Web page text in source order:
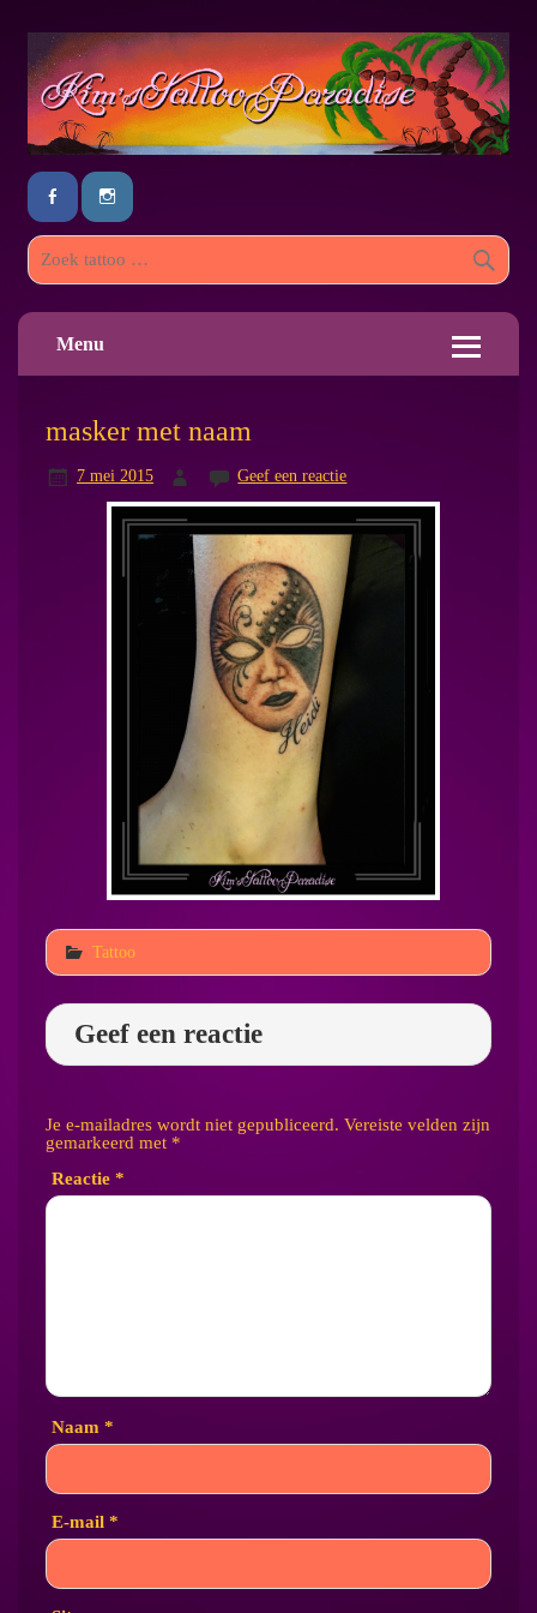
Menu
masker met naam
7 mei 2015 Geef een reactie
Tattoo
Geef een reactie
Je e-mailadres wordt niet gepubliceerd. Vereiste velden zijn
gemarkeerd met *
Reactie *
Naam *
E-mail *